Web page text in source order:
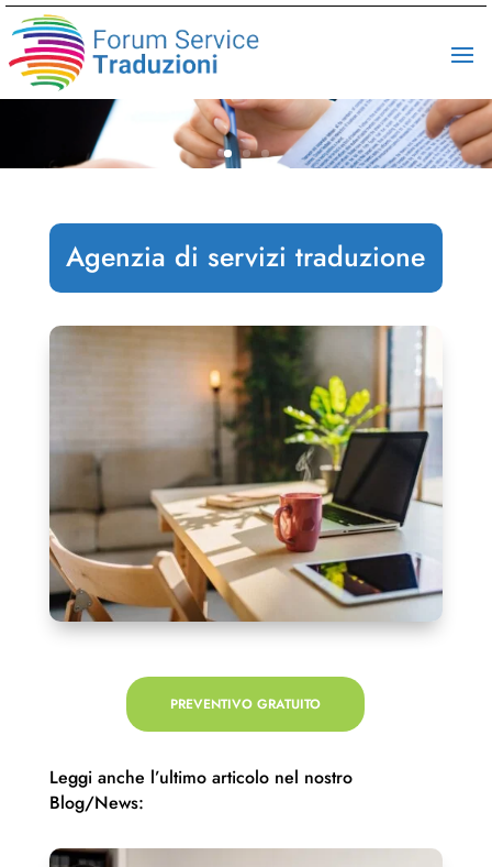
Agenzia di servizi traduzione
PREVENTIVO GRATUITO
Leggi anche l’ultimo articolo nel nostro
Blog/News: